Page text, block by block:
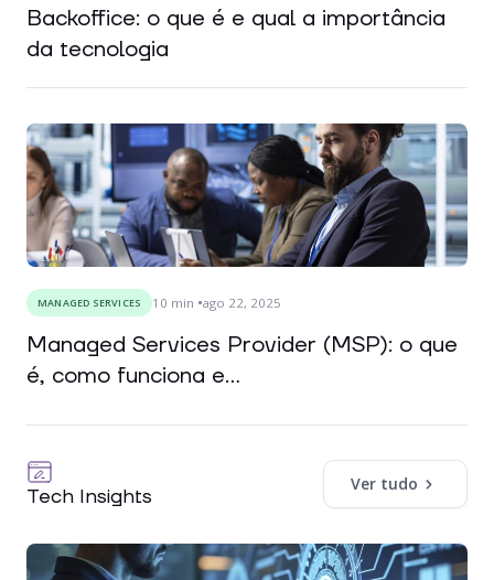
Backoffice: o que é e qual a importância
da tecnologia
MANAGED SERVICES 10 min ago 22, 2025
Managed Services Provider (MSP): o que
é, como funciona e...
Tech Insights
Ver tudo